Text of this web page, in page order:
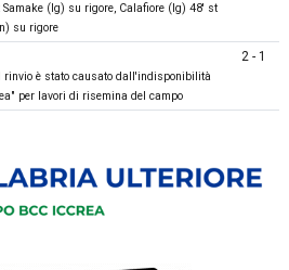
(Ig) su rigore, Calafiore (Ig) 48' st
su rigore
rinvio è stato causato dall'indisponibilità
per lavori di risemina del campo
2 - 1